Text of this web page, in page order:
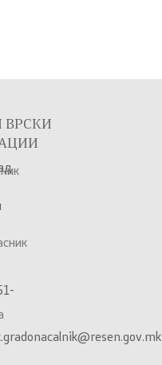
ВРСКИ